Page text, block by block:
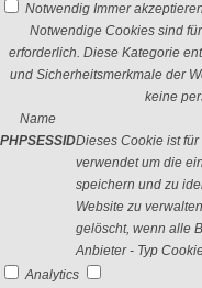
Notwendig Immer akzeptieren
Notwendige Cookies sind
erforderlich. Diese Kategorie
und Sicherheitsmerkmale der
keine
Name
PHPSESSIDDieses Cookie ist
verwendet um die
speichern und zu
Website zu
gelöscht, wenn alle
Anbieter - Typ
Analytics